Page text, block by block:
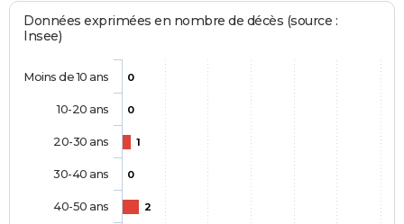
Données exprimées en nombre de décès (source :
Insee)
0
0
1
0
2
Moins de 10 ans
10-20 ans
20-30 ans
30-40 ans
40-50 ans